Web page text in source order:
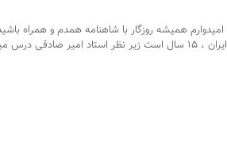
همیشه روزگار با شاهنامه همدم و همراه
و پژوهش […]